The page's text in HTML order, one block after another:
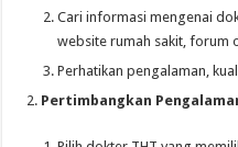
Cari informasi mengenai
website rumah sakit, forum
Perhatikan pengalaman,
Pertimbangkan